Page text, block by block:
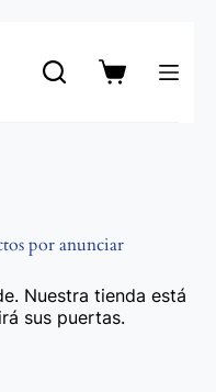
Carro
por anunciar
Nuestra tienda está
sus puertas.